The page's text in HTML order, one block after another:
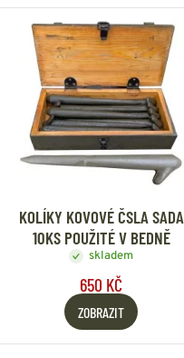
Od nejlevnějšího
Od nejdražšího
KOLÍKY KOVOVÉ ČSLA SADA
10KS POUŽITÉ V BEDNĚ
skladem
650 KČ
ZOBRAZIT